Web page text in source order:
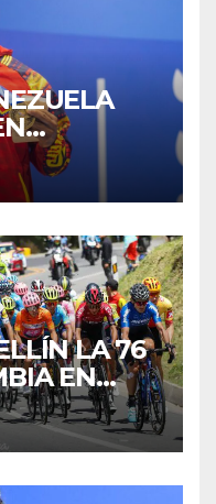
LA 76
EN